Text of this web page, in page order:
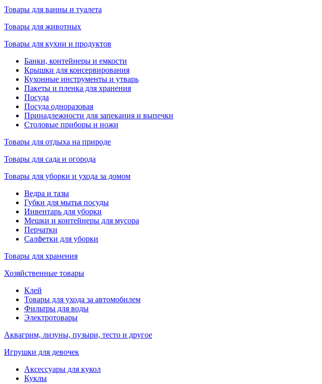
Товары для ванны и туалета
Товары для животных
Товары для кухни и продуктов
Банки, контейнеры и емкости
Крышки для консервирования
Кухонные инструменты и утварь
Пакеты и пленка для хранения
Посуда
Посуда одноразовая
Принадлежности для запекания и выпечки
Столовые приборы и ножи
Товары для отдыха на природе
Товары для сада и огорода
Товары для уборки и ухода за домом
Ведра и тазы
Губки для мытья посуды
Инвентарь для уборки
Мешки и контейнеры для мусора
Перчатки
Салфетки для уборки
Товары для хранения
Хозяйственные товары
Клей
Товары для ухода за автомобилем
Фильтры для воды
Электротовары
Аквагрим, лизуны, пузыри, тесто и другое
Игрушки для девочек
Аксессуары для кукол
Куклы